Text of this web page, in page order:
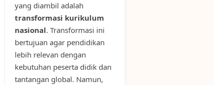
yang diambil adalah
transformasi kurikulum
nasional. Transformasi ini
bertujuan agar pendidikan
lebih relevan dengan
kebutuhan peserta didik dan
tantangan global. Namun,